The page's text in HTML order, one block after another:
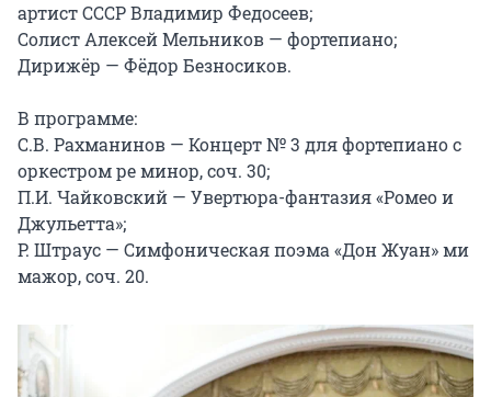
артист СССР Владимир Федосеев;
Солист Алексей Мельников — фортепиано;
Дирижёр — Фёдор Безносиков.
В программе:
С.В. Рахманинов — Концерт № 3 для фортепиано с
оркестром ре минор, соч. 30;
П.И. Чайковский — Увертюра-фантазия «Ромео и
Джульетта»;
Р. Штраус — Симфоническая поэма «Дон Жуан» ми
мажор, соч. 20.